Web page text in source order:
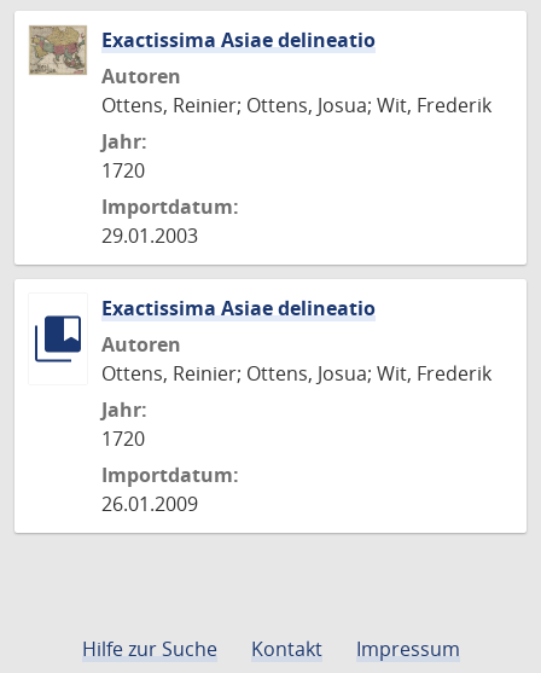
Exactissima Asiae delineatio
Autoren
Ottens, Reinier; Ottens, Josua; Wit, Frederik
Jahr:
1720
Importdatum:
29.01.2003
Exactissima Asiae delineatio
Autoren
Ottens, Reinier; Ottens, Josua; Wit, Frederik
Jahr:
1720
Importdatum:
26.01.2009
Hilfe zur Suche Kontakt
Impressum